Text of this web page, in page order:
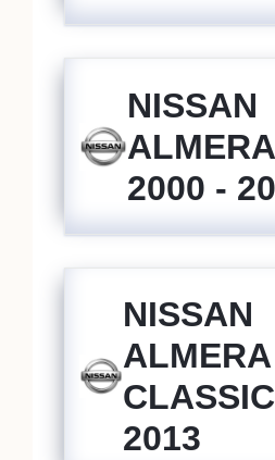
NISSAN
2000 -
NISSAN
ALMERA
2013